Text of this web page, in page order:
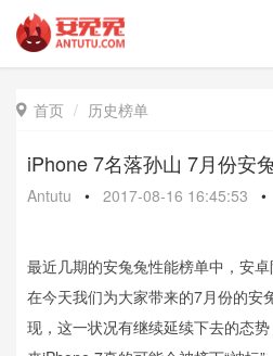
 首页 历史榜单
iPhone 7名落孙山 7月份安
Antutu • 2017-08-16 16:45:53 •
最近几期的安兔兔性能榜单中，安
在今天我们为大家带来的7月份的安
现，这一状况有继续延续下去的态